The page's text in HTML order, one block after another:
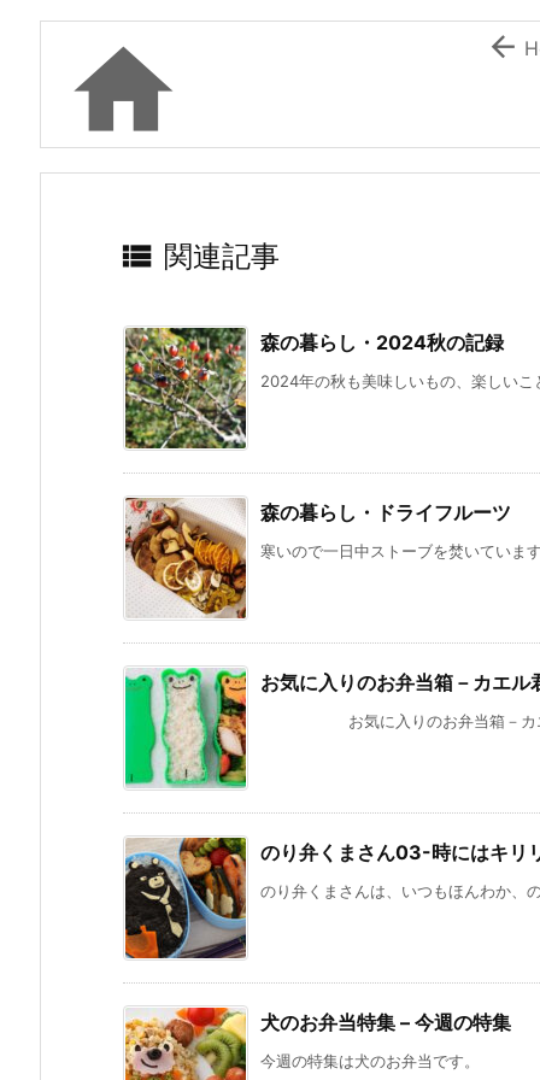
k
 
 関連記事
森の暮らし・2024秋の記録
2024年の秋も美味しいもの、楽しい
森の暮らし・ドライフルーツ
寒いので一日中ストーブを焚いていま
お気に入りのお弁当箱－カエル
お気に入りのお弁当箱－カエル
のり弁くまさん03-時にはキリ
のり弁くまさんは、いつもほんわか、
犬のお弁当特集 – 今週の特集
今週の特集は犬のお弁当です。